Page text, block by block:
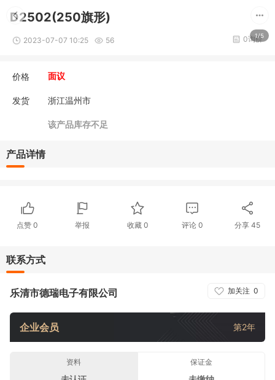
1/5
D2502(250旗形)
2023-07-07 10:25 56 0询价
价格 面议
发货 浙江温州市
该产品库存不足
产品详情
点赞0 举报 收藏 0 评论0 分享45
联系方式
加关注 0
乐清市德瑞电子有限公司
企业会员 第2年
资料 保证金